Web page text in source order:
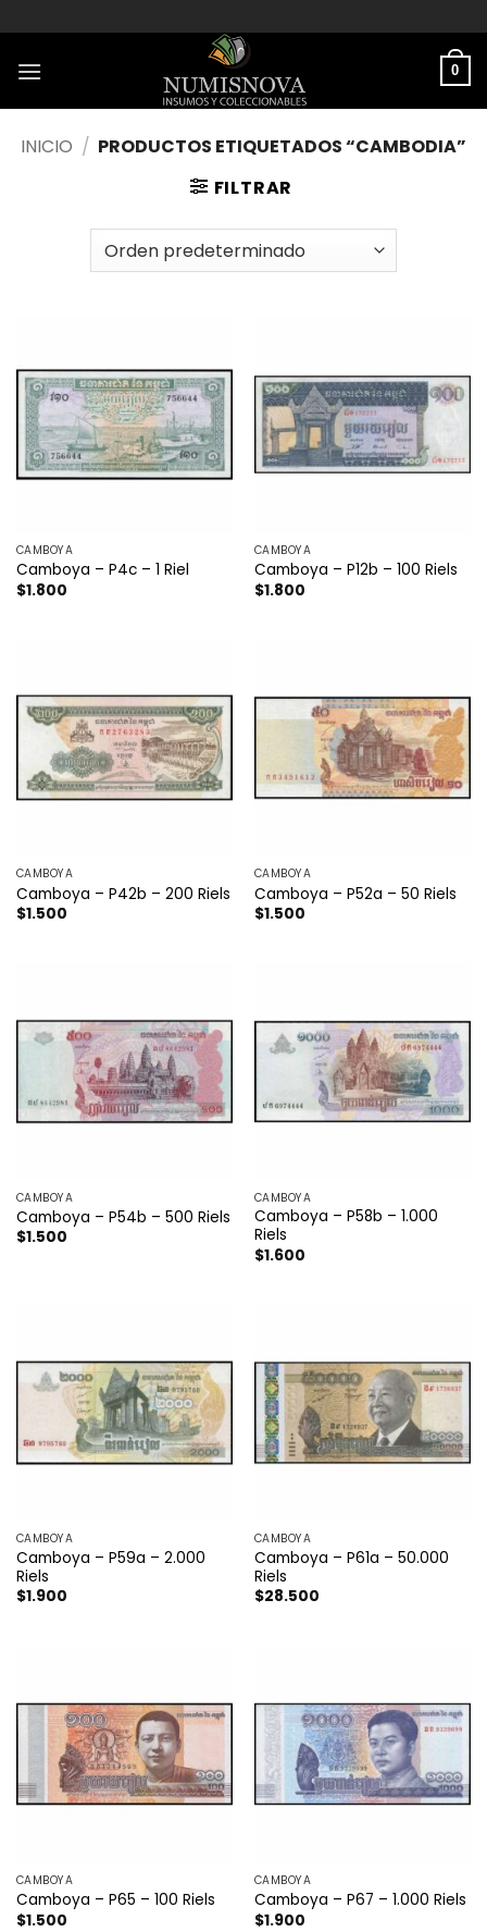
al
contenido
0
INICIO / PRODUCTOS ETIQUETADOS “CAMBODIA”
FILTRAR
CAMBOYA
Camboya – P4c – 1 Riel
$1.800
CAMBOYA
Camboya – P12b – 100 Riels
$1.800
CAMBOYA
Camboya – P42b – 200 Riels
$1.500
CAMBOYA
Camboya – P52a – 50 Riels
$1.500
CAMBOYA
Camboya – P54b – 500 Riels
$1.500
CAMBOYA
Camboya – P58b – 1.000
Riels
$1.600
CAMBOYA
Camboya – P59a – 2.000
Riels
$1.900
CAMBOYA
Camboya – P61a – 50.000
Riels
$28.500
CAMBOYA
Camboya – P65 – 100 Riels
$1.500
CAMBOYA
Camboya – P67 – 1.000 Riels
$1.900